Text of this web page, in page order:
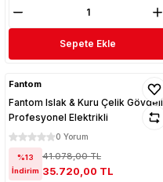
Sepete Ekle
Fantom
Fantom Islak & Kuru Çelik Gövdeli
Profesyonel Elektrikli
0 Yorum
%13
İndirim
41.078,00 TL
35.720,00 TL